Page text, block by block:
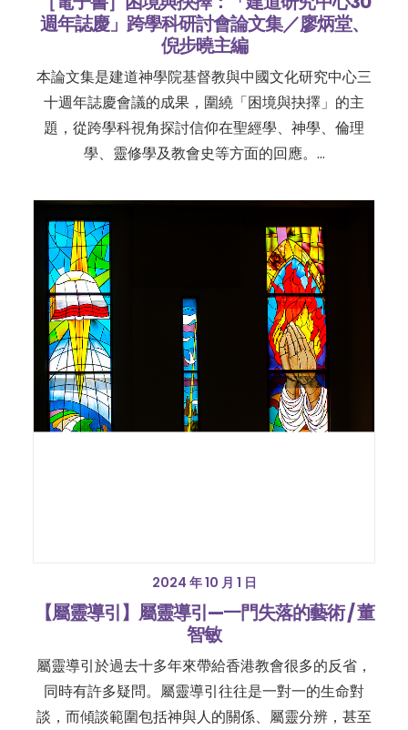
週年誌慶」跨學科研討會論文集／廖炳堂、
倪步曉主編
本論文集是建道神學院基督教與中國文化研究中心三
十週年誌慶會議的成果，圍繞「困境與抉擇」的主
題，從跨學科視角探討信仰在聖經學、神學、倫理
學、靈修學及教會史等方面的回應。…
2024 年 10 月 1 日
【屬靈導引】屬靈導引—一門失落的藝術 / 董
智敏
屬靈導引於過去十多年來帶給香港教會很多的反省，
同時有許多疑問。屬靈導引往往是一對一的生命對
談，而傾談範圍包括神與人的關係、屬靈分辨，甚至